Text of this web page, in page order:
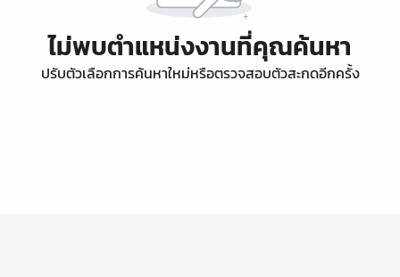
ไม่พบตำแหน่งงานที่คุณค้นหา
ปรับตัวเลือกการค้นหาใหม่หรือตรวจสอบตัวสะกดอีกครั้ง